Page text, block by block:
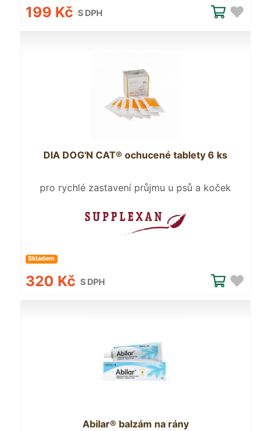
199 Kč S DPH
DIA DOG'N CAT® ochucené tablety 6 ks
pro rychlé zastavení průjmu u psů a koček
Skladem
320 Kč S DPH
Abilar® balzám na rány